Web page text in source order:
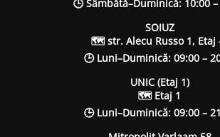
🕒 Sâmbătă–Duminică: 10:00 –
SOIUZ
🗺 str. Alecu Russo 1, Etaj
🕒 Luni–Duminică: 09:00 –
UNIC (Etaj 1)
🗺 Etaj 1
🕒 Luni–Duminică: 09:00 –